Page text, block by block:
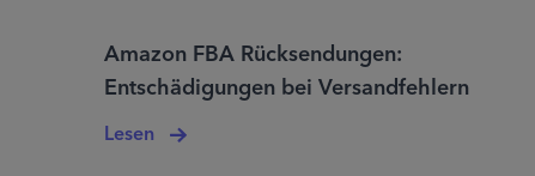
Amazon FBA Rücksendungen:
Entschädigungen bei Versandfehlern
Lesen